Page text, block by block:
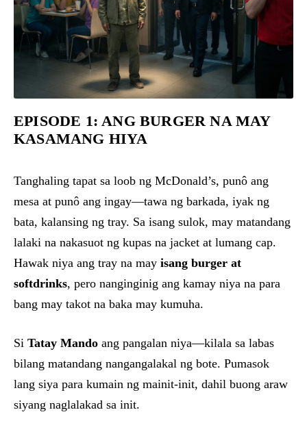
EPISODE 1: ANG BURGER NA MAY
KASAMANG HIYA
Tanghaling tapat sa loob ng McDonald’s, punô ang
mesa at punô ang ingay—tawa ng barkada, iyak ng
bata, kalansing ng tray. Sa isang sulok, may matandang
lalaki na nakasuot ng kupas na jacket at lumang cap.
Hawak niya ang tray na may isang burger at
softdrinks, pero nanginginig ang kamay niya na para
bang may takot na baka may kumuha.
Si Tatay Mando ang pangalan niya—kilala sa labas
bilang matandang nangangalakal ng bote. Pumasok
lang siya para kumain ng mainit-init, dahil buong araw
siyang naglalakad sa init.